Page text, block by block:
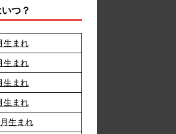
つ？
生まれ
生まれ
生まれ
生まれ
生まれ